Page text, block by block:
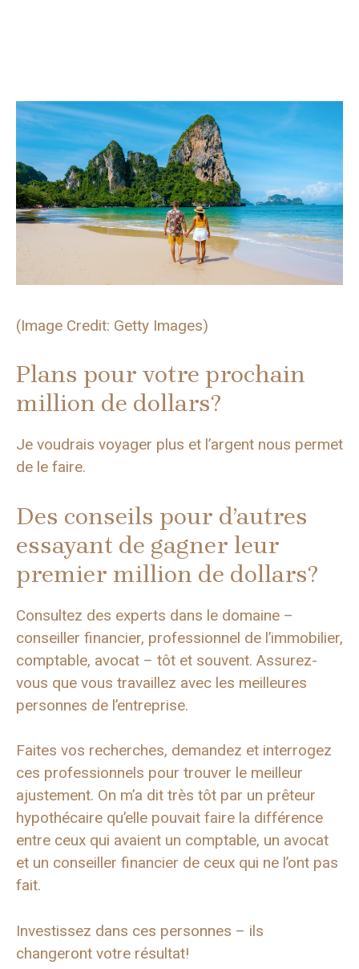
(Image Credit: Getty Images)
Plans pour votre prochain
million de dollars?
Je voudrais voyager plus et l’argent nous permet
de le faire.
Des conseils pour d’autres
essayant de gagner leur
premier million de dollars?
Consultez des experts dans le domaine –
conseiller financier, professionnel de l’immobilier,
comptable, avocat – tôt et souvent. Assurez-
vous que vous travaillez avec les meilleures
personnes de l’entreprise.
Faites vos recherches, demandez et interrogez
ces professionnels pour trouver le meilleur
ajustement. On m’a dit très tôt par un prêteur
hypothécaire qu’elle pouvait faire la différence
entre ceux qui avaient un comptable, un avocat
et un conseiller financier de ceux qui ne l’ont pas
fait.
Investissez dans ces personnes – ils
changeront votre résultat!